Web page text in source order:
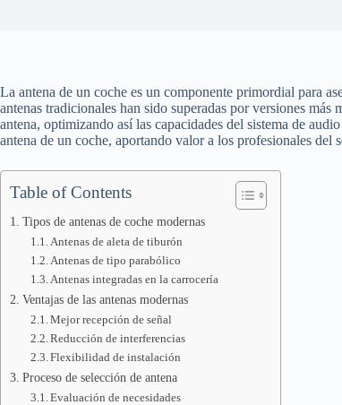
La antena de un coche es un componente primordial para
antenas tradicionales han sido superadas por versiones
antena, optimizando así las capacidades del sistema de
antena de un coche, aportando valor a los profesionales
Table of Contents
Tipos de antenas de coche modernas
Antenas de aleta de tiburón
Antenas de tipo parabólico
Antenas integradas en la carrocería
Ventajas de las antenas modernas
Mejor recepción de señal
Reducción de interferencias
Flexibilidad de instalación
Proceso de selección de antena
Evaluación de necesidades